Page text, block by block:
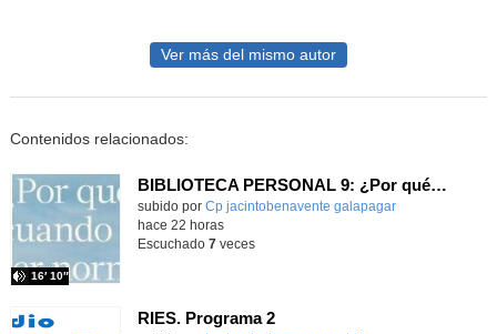
Ver más del mismo autor
Contenidos relacionados:
BIBLIOTECA PERSONAL 9: ¿Por qué ser feliz cuando puedes ser normal?
Contenido educativo.
subido por Cp jacintobenavente galapagar
16′ 10″
-
hace 22 horas
Escuchado 7veces
RIES. Programa 2